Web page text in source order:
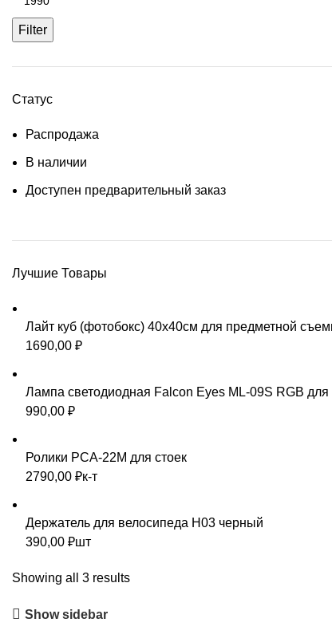
Filter
Статус
Распродажа
В наличии
Доступен предварительный заказ
Лучшие Товары
Лайт куб (фотобокс) 40х40см для предметной
1690,00 ₽
Лампа светодиодная Falcon Eyes ML-09S RGB для
990,00 ₽
Ролики PCA-22M для стоек
2790,00 ₽к-т
Держатель для велосипеда H03 черный
390,00 ₽шт
Showing all 3 results
Show sidebar